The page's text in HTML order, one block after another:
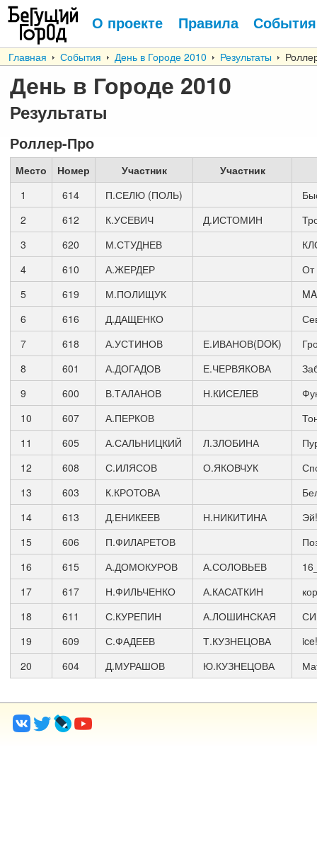
О проекте Правила События
Главная События День в Городе 2010 Результаты
День в Городе 2010
Результаты
Роллер-Про
Место Номер Участник
Участник
1
614 П.СЕЛЮ (ПОЛЬ)
2
612 К.УСЕВИЧ Д.ИСТОМИН
3
620 М.СТУДНЕВ
4
610 А.ЖЕРДЕР
От
5
619 М.ПОЛИЩУК
6
616 Д.ДАЩЕНКО
7
618 А.УСТИНОВ Е.ИВАНОВ(DOK)
8
601 А.ДОГАДОВ Е.ЧЕРВЯКОВА
9
600 В.ТАЛАНОВ Н.КИСЕЛЕВ
10
607 А.ПЕРКОВ
11
605 А.САЛЬНИЦКИЙ Л.ЗЛОБИНА
12
608 С.ИЛЯСОВ О.ЯКОВЧУК
13
603 К.КРОТОВА
14
613 Д.ЕНИКЕЕВ Н.НИКИТИНА
Эй!
15
606 П.ФИЛАРЕТОВ
16
615 А.ДОМОКУРОВ А.СОЛОВЬЕВ
17
617 Н.ФИЛЬЧЕНКО А.КАСАТКИН
18
611 С.КУРЕПИН А.ЛОШИНСКАЯ
19
609 С.ФАДЕЕВ Т.КУЗНЕЦОВА
ice!
20
604 Д.МУРАШОВ Ю.КУЗНЕЦОВА